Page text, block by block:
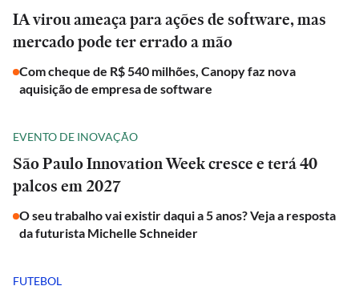
IA virou ameaça para ações de software, mas
mercado pode ter errado a mão
Com cheque de R$ 540 milhões, Canopy faz nova
aquisição de empresa de software
EVENTO DE INOVAÇÃO
São Paulo Innovation Week cresce e terá 40
palcos em 2027
O seu trabalho vai existir daqui a 5 anos? Veja a resposta
da futurista Michelle Schneider
FUTEBOL